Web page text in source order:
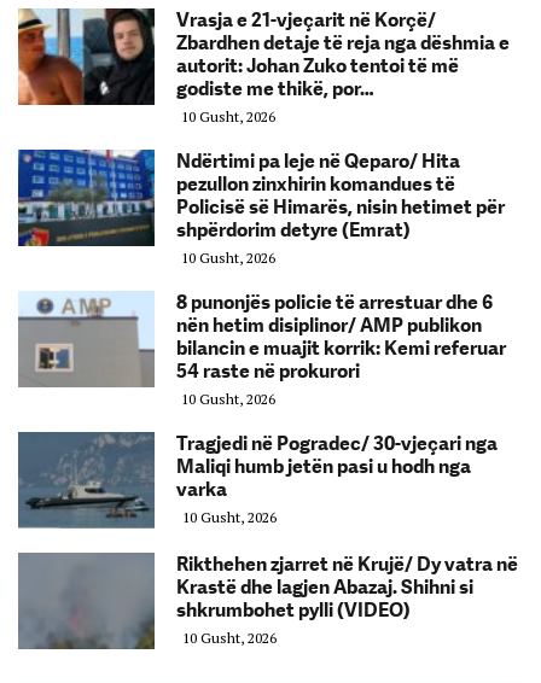
Vrasja e 21-vjeçarit në Korçë/
Zbardhen detaje të reja nga dëshmia e
autorit: Johan Zuko tentoi të më
godiste me thikë, por…
10 Gusht, 2026
Ndërtimi pa leje në Qeparo/ Hita
pezullon zinxhirin komandues të
Policisë së Himarës, nisin hetimet për
shpërdorim detyre (Emrat)
10 Gusht, 2026
8 punonjës policie të arrestuar dhe 6
nën hetim disiplinor/ AMP publikon
bilancin e muajit korrik: Kemi referuar
54 raste në prokurori
10 Gusht, 2026
Tragjedi në Pogradec/ 30-vjeçari nga
Maliqi humb jetën pasi u hodh nga
varka
10 Gusht, 2026
Rikthehen zjarret në Krujë/ Dy vatra në
Krastë dhe lagjen Abazaj. Shihni si
shkrumbohet pylli (VIDEO)
10 Gusht, 2026